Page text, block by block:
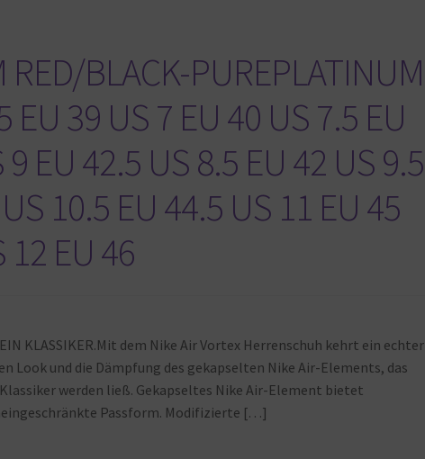
RED/BLACK-PUREPLATINUM
EU 39 US 7 EU 40 US 7.5 EU
EU 42.5 US 8.5 EU 42 US 9.5
10.5 EU 44.5 US 11 EU 45
12 EU 46
KLASSIKER.Mit dem Nike Air Vortex Herrenschuh kehrt ein echter
Look und die Dämpfung des gekapselten Nike Air-Elements, das
werden ließ. Gekapseltes Nike Air-Element bietet
Passform. Modifizierte […]